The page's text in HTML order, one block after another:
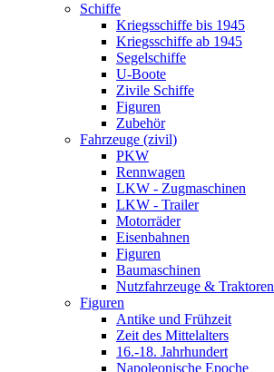
Schiffe
Kriegsschiffe bis 1945
Kriegsschiffe ab 1945
Segelschiffe
U-Boote
Zivile Schiffe
Figuren
Zubehör
Fahrzeuge (zivil)
PKW
Rennwagen
LKW - Zugmaschinen
LKW - Trailer
Motorräder
Eisenbahnen
Figuren
Baumaschinen
Nutzfahrzeuge & Traktoren
Figuren
Antike und Frühzeit
Zeit des Mittelalters
16.-18. Jahrhundert
Napoleonische Epoche